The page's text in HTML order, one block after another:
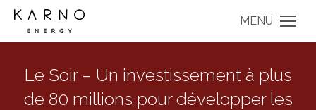
MENU
Le Soir – Un investissement à plus
de 80 millions pour développer les